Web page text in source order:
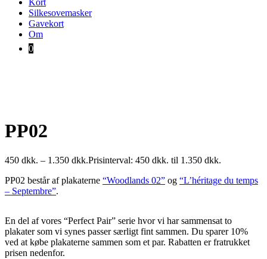
Kort
Silkesovemasker
Gavekort
Om
0
PP02
450 dkk. – 1.350 dkk.Prisinterval: 450 dkk. til 1.350 dkk.
PP02 består af plakaterne “Woodlands 02” og “L’héritage du temps
– Septembre”.
En del af vores “Perfect Pair” serie hvor vi har sammensat to
plakater som vi synes passer særligt fint sammen. Du sparer 10%
ved at købe plakaterne sammen som et par. Rabatten er fratrukket
prisen nedenfor.